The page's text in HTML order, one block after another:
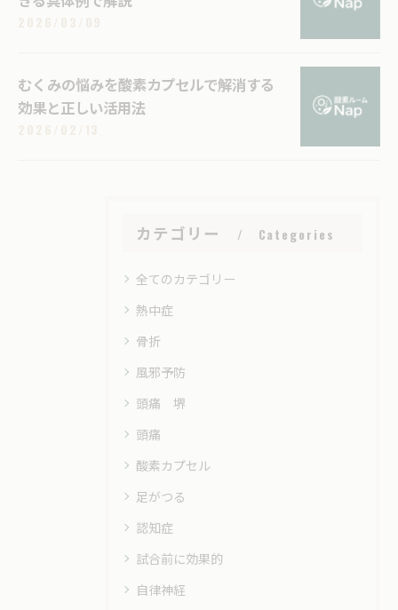
むくみの悩みを酸素カプセルで解消する
効果と正しい活用法
カテゴリー Categories
全てのカテゴリー
熱中症
骨折
風邪予防
頭痛 堺
頭痛
酸素カプセル
足がつる
認知症
試合前に効果的
自律神経